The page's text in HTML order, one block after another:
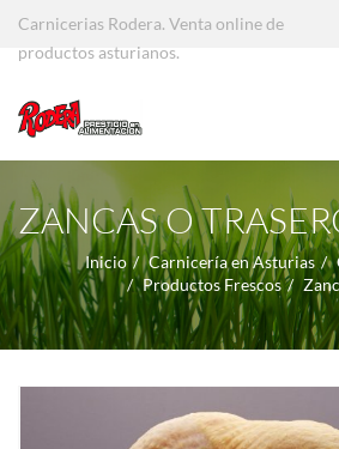
Carnicerias Rodera. Venta online de
productos asturianos.
ZANCAS O
Inicio Carnicería en Asturias
Productos Frescos